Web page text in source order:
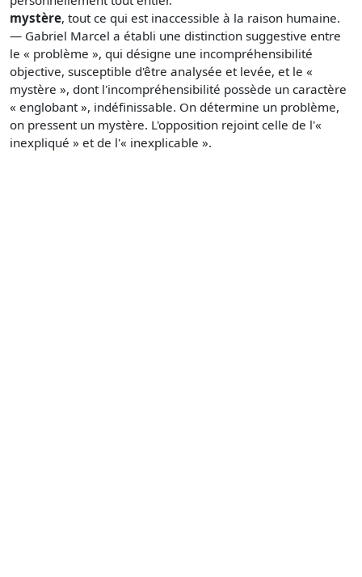
mystère, tout ce qui est inaccessible à la raison humaine.
— Gabriel Marcel a établi une distinction suggestive entre
le « problème », qui désigne une incompréhensibilité
objective, susceptible d'être analysée et levée, et le «
mystère », dont l'incompréhensibilité possède un caractère
« englobant », indéfinissable. On détermine un problème,
on pressent un mystère. L'opposition rejoint celle de l'«
inexpliqué » et de l'« inexplicable ».